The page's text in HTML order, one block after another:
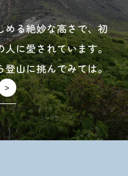
める絶妙な高さで、初
人に愛されています。
登山に挑んでみては。